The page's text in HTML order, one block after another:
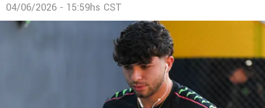
04/06/2026 - 15:59hs CST